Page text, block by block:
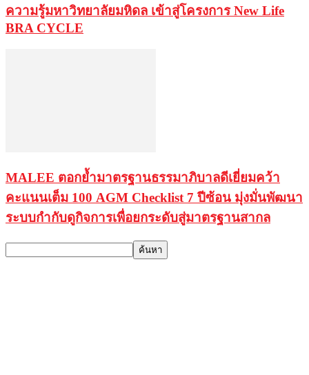
ความรู้มหาวิทยาลัยมหิดล เข้าสู่โครงการ New Life
BRA CYCLE
MALEE ตอกย้ำมาตรฐานธรรมาภิบาลดีเยี่ยมคว้า
คะแนนเต็ม 100 AGM Checklist 7 ปีซ้อน มุ่งมั่นพัฒนา
ระบบกำกับดูกิจการเพื่อยกระดับสู่มาตรฐานสากล